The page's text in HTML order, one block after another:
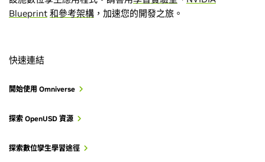
Blueprint 和參考架構 ，加速您的開發之旅。
快速連結
開始使用 Omniverse
探索 OpenUSD 資源
探索數位孿生學習途徑